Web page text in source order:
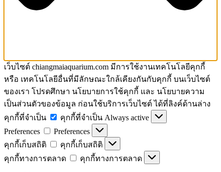
เว็บไซต์ chiangmaiaquarium.com มีการใช้งานเทคโนโลยีคุกกี้
หรือ เทคโนโลยีอื่นที่มีลักษณะใกล้เคียงกันกับคุกกี้ บนเว็บไซต์
ของเรา โปรดศึกษา นโยบายการใช้คุกกี้ และ นโยบายความ
เป็นส่วนตัวของข้อมูล ก่อนใช้บริการเว็บไซต์ ได้ที่ลิงค์ด้านล่าง
คุกกี้ที่จำเป็น
คุกกี้ที่จำเป็น Always active
Preferences
Preferences
คุกกี้เก็บสถิติ
คุกกี้เก็บสถิติ
คุกกี้ทางการตลาด
คุกกี้ทางการตลาด